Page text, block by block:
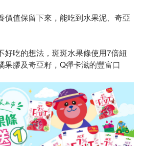
價值保留下來，能吃到水果泥、奇亞
好吃的想法，斑斑水果條使用7倍紐
果膠及奇亞籽，Q彈卡滋的豐富口